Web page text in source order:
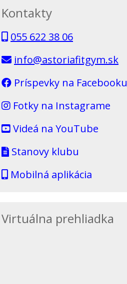
Kontakty
055 622 38 06
info@astoriafitgym.sk
Príspevky na Facebooku
Fotky na Instagrame
Videá na YouTube
Stanovy klubu
Mobilná aplikácia
Virtuálna prehliadka